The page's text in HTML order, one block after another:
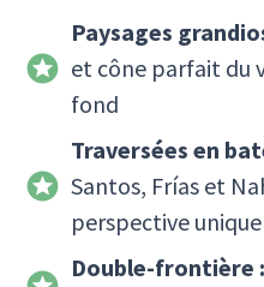
Paysages
et cône parfait du
fond
Traversées en
Santos, Frías et
perspective unique
Double-frontière :